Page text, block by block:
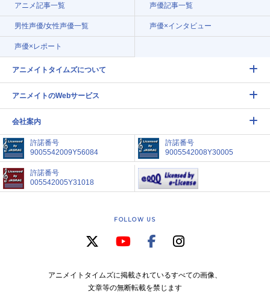
アニメ記事一覧 声優記事一覧
男性声優/女性声優一覧 声優×インタビュー
声優×レポート
アニメイトタイムズについて
アニメイトのWebサービス
会社案内
許諾番号
9005542009Y56084
許諾番号
9005542008Y30005
許諾番号
005542005Y31018
FOLLOW US
アニメイトタイムズに掲載されているすべての画像、
文章等の無断転載を禁じます